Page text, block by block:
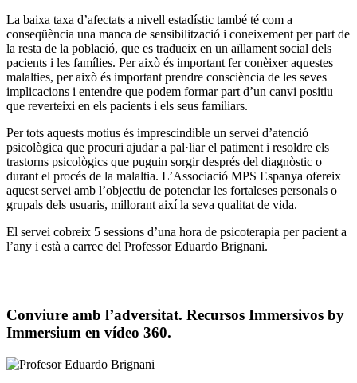
La baixa taxa d’afectats a nivell estadístic també té com a
conseqüència una manca de sensibilització i coneixement per part de
la resta de la població, que es tradueix en un aïllament social dels
pacients i les famílies. Per això és important fer conèixer aquestes
malalties, per això és important prendre consciència de les seves
implicacions i entendre que podem formar part d’un canvi positiu
que reverteixi en els pacients i els seus familiars.
Per tots aquests motius és imprescindible un servei d’atenció
psicològica que procuri ajudar a pal·liar el patiment i resoldre els
trastorns psicològics que puguin sorgir després del diagnòstic o
durant el procés de la malaltia. L’Associació MPS Espanya ofereix
aquest servei amb l’objectiu de potenciar les fortaleses personals o
grupals dels usuaris, millorant així la seva qualitat de vida.
El servei cobreix 5 sessions d’una hora de psicoterapia per pacient a
l’any i està a carrec del Professor Eduardo Brignani.
Conviure amb l’adversitat. Recursos Immersivos by
Immersium en vídeo 360.